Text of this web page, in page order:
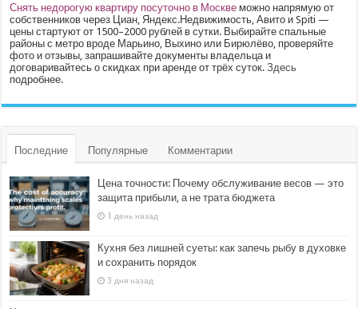
Снять недорогую квартиру посуточно в Москве можно напрямую от
собственников через Циан, Яндекс.Недвижимость, Авито и Spiti —
цены стартуют от 1500–2000 рублей в сутки. Выбирайте спальные
районы с метро вроде Марьино, Выхино или Бирюлёво, проверяйте
фото и отзывы, запрашивайте документы владельца и
договаривайтесь о скидках при аренде от трёх суток.Здесь
подробнее.
Последние Популярные Комментарии
Цена точности: Почему обслуживание весов — это
защита прибыли, а не трата бюджета
1 день назад
Кухня без лишней суеты: как запечь рыбу в духовке
и сохранить порядок
3 дня назад